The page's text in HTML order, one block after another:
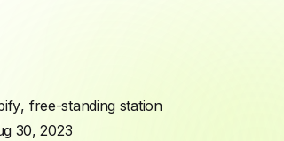
, free-standing station
30, 2023